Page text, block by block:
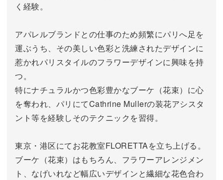
く経験。
アパレルブランドとの仕事のため頻繁にパリへ足を
運ぶうち、その美しい色彩と洗練されたデザインに
惹かれパリスタイルのフラワーデザインに興味を持
つ。
特にナチュラルかつ色彩豊かなブーケ（花束）に心
を奪われ、パリにてCathrine Mullerの装花アシスタ
ント等を経験しそのテクニックを習得。
東京・港区にてお花教室FLORETTAを立ち上げる。
ブーケ（花束）はもちろん、フラワーアレンジメン
ト、なげいれなど幅広いデザインと繊細な花色合わ